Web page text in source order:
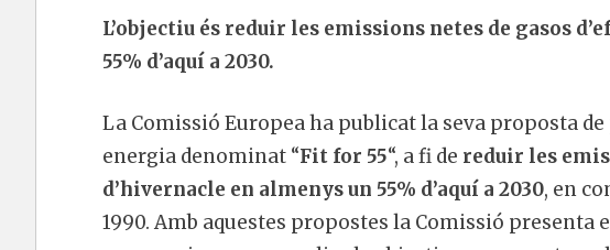
L’objectiu és reduir les emissions netes de gasos
55% d’aquí a 2030.
La Comissió Europea ha publicat la seva proposta
energia denominat “Fit for 55“, a fi de reduir les
d’hivernacle en almenys un 55% d’aquí a 2030, en
1990. Amb aquestes propostes la Comissió